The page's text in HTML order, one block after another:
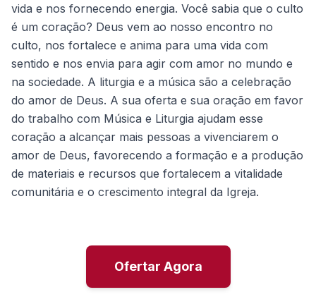
vida e nos fornecendo energia. Você sabia que o culto
é um coração? Deus vem ao nosso encontro no
culto, nos fortalece e anima para uma vida com
sentido e nos envia para agir com amor no mundo e
na sociedade. A liturgia e a música são a celebração
do amor de Deus. A sua oferta e sua oração em favor
do trabalho com Música e Liturgia ajudam esse
coração a alcançar mais pessoas a vivenciarem o
amor de Deus, favorecendo a formação e a produção
de materiais e recursos que fortalecem a vitalidade
comunitária e o crescimento integral da Igreja.
Ofertar Agora